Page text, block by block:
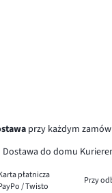
przy każdym
Dostawa do domu
płatnicza
/ Twisto
Przy